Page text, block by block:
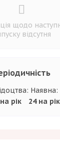
щодо
відсутня
рік
Наявна:
24 на рік